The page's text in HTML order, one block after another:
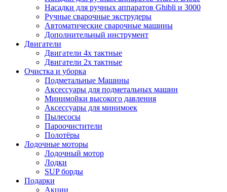
Насадки для ручных аппаратов Ghibli и 3000
Ручные сварочные экструдеры
Автоматические сварочные машины
Дополнительный инструмент
Двигатели
Двигатели 4х тактные
Двигатели 2х тактные
Очистка и уборка
Подметальные Машины
Аксессуары для подметальных машин
Минимойки высокого давления
Аксессуары для минимоек
Пылесосы
Пароочистители
Полотёры
Лодочные моторы
Лодочный мотор
Лодки
SUP борды
Подарки
Акции